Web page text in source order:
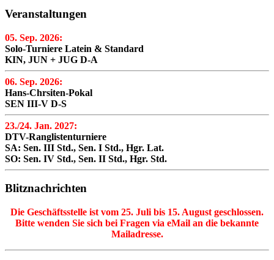
Veranstaltungen
05. Sep. 2026:
Solo-Turniere Latein & Standard
KIN, JUN + JUG D-A
06. Sep. 2026:
Hans-Chrsiten-Pokal
SEN III-V D-S
23./24. Jan. 2027:
DTV-Ranglistenturniere
SA: Sen. III Std., Sen. I Std., Hgr. Lat.
SO: Sen. IV Std., Sen. II Std., Hgr. Std.
Blitznachrichten
Die Geschäftsstelle ist vom 25. Juli bis 15. August geschlossen.
Bitte wenden Sie sich bei Fragen via eMail an die bekannte
Mailadresse.